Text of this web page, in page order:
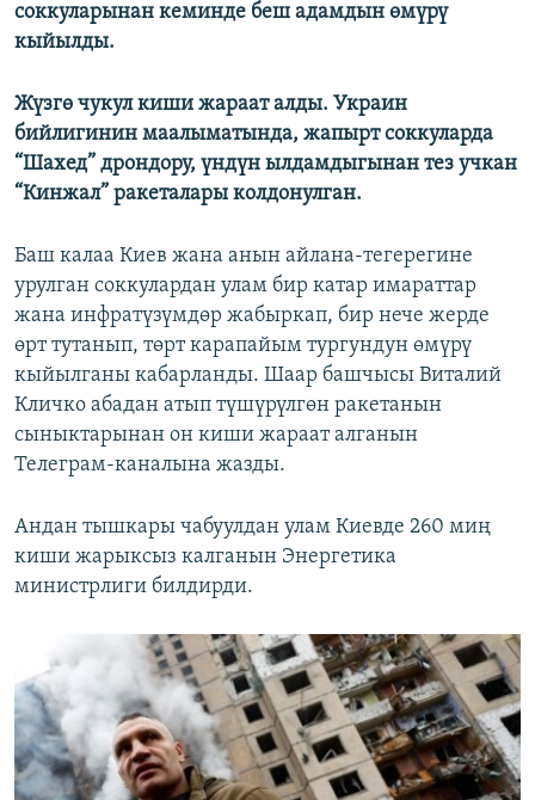
соккуларынан кеминде беш адамдын өмүрү
кыйылды.
Жүзгө чукул киши жараат алды. Украин
бийлигинин маалыматында, жапырт соккуларда
“Шахед” дрондору, үндүн ылдамдыгынан тез учкан
“Кинжал” ракеталары колдонулган.
Баш калаа Киев жана анын айлана-тегерегине
урулган соккулардан улам бир катар имараттар
жана инфратүзүмдөр жабыркап, бир нече жерде
өрт тутанып, төрт карапайым тургундун өмүрү
кыйылганы кабарланды. Шаар башчысы Виталий
Кличко абадан атып түшүрүлгөн ракетанын
сыныктарынан он киши жараат алганын
Телеграм-каналына жазды.
Андан тышкары чабуулдан улам Киевде 260 миң
киши жарыксыз калганын Энергетика
министрлиги билдирди.